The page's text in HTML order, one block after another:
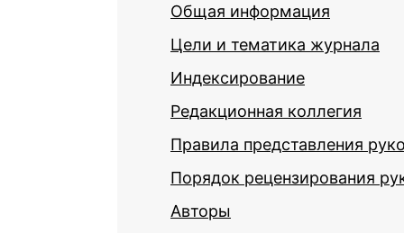
Общая информация
Цели и тематика журнала
Индексирование
Редакционная коллегия
Правила представления
Порядок рецензирования
Авторы